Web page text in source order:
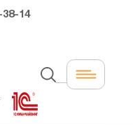
38-14